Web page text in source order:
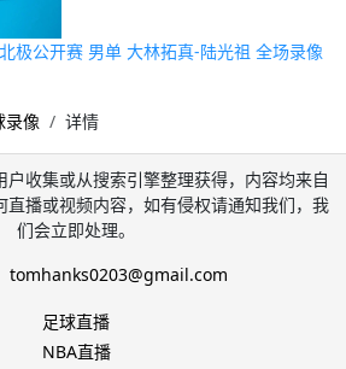
极公开赛 男单 大林拓真-陆光祖 全场录像
录像 详情
收集或从搜索引擎整理获得，内容均来自
直播或视频内容，如有侵权请通知我们，我
们会立即处理。
tomhanks0203@gmail.com
足球直播
NBA直播